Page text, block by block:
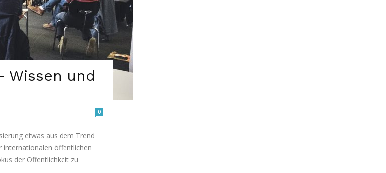
Wissen und
0
etwas aus dem Trend
internationalen öffentlichen
der Öffentlichkeit zu